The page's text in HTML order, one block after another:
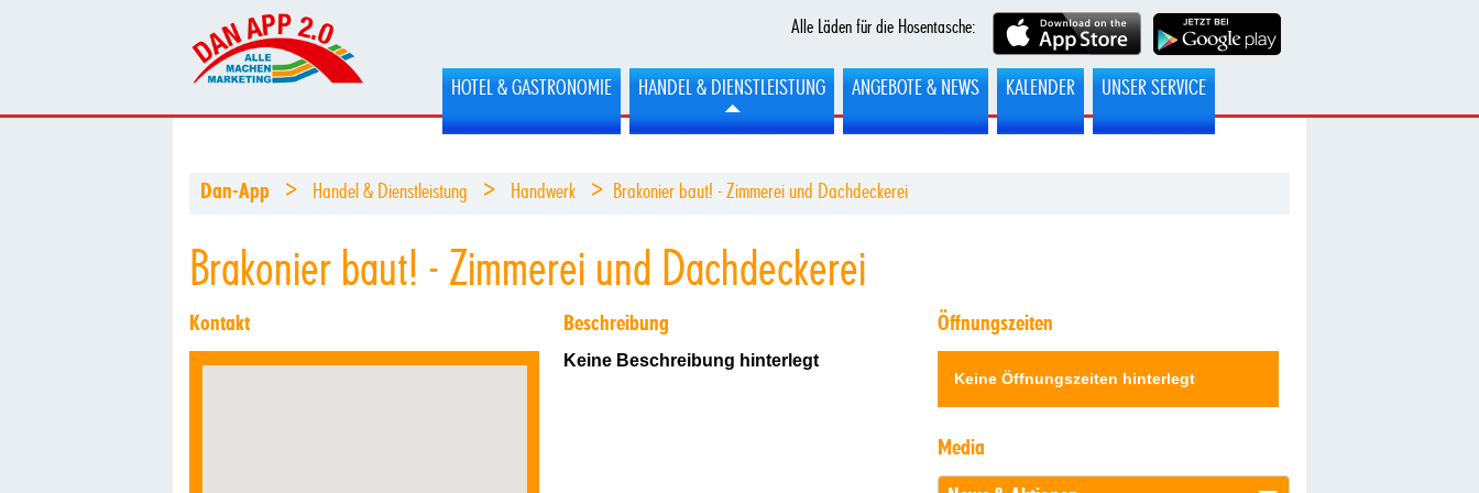
Alle Läden für die Hosentasche:
HOTEL & GASTRONOMIE HANDEL & DIENSTLEISTUNG ANGEBOTE & NEWS KALENDER UNSER SERVICE
Dan-App > Handel & Dienstleistung > Handwerk > Brakonier baut! - Zimmerei und Dachdeckerei
Brakonier baut! - Zimmerei und Dachdeckerei
Kontakt Beschreibung
Keine Beschreibung hinterlegt
Öffnungszeiten
Keine Öffnungszeiten hinterlegt
Media